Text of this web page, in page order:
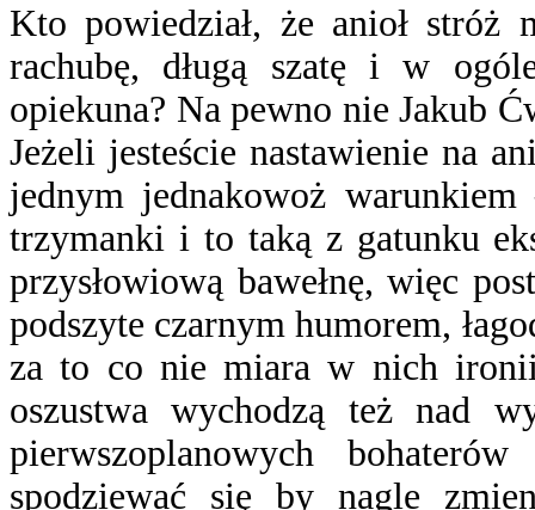
Kto powiedział, że anioł
rachubę, długą szatę i w
opiekuna? Na pewno nie Jakub
Jeżeli jesteście nastawienie na
jednym jednakowoż
trzymanki i to taką z gatunku
przysłowiową bawełnę, więc
podszyte czarnym humorem,
za to co nie miara w nich
oszustwa wychodzą też nad
pierwszoplanowych
spodziewać się by nagle